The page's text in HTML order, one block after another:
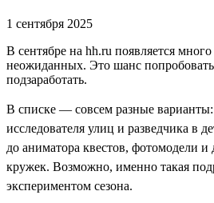
1 сентября 2025
В сентябре на hh.ru появляется
неожиданных. Это шанс
подзаработать.
В списке — совсем разные
исследователя улиц и разведчика в
до аниматора квестов, фотомодели
кружек. Возможно, именно такая
экспериментом сезона.